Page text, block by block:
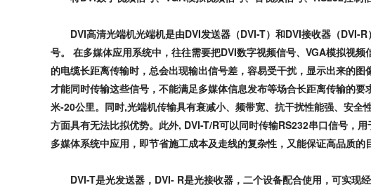
DVI高清光端机光端机是由DVI发送器（DVI-T）和DVI接收器（DVI-R
号。
在多媒体应用系统中，往往需要把DVI数字视频信号、 VGA模拟视频
的电缆长距离传输时，总会出现输出信号差，容易受干扰，显示出来的
才能同时传输这些信号，不能满足多媒体信息发布等场合长距离传输的要
米-20公里。同时,光端机传输具有衰减小、频带宽、抗干扰性能强、安
方面具有无法比拟优势。此外, DVI-T/R可以同时传输RS232串口信号，用
多媒体系统中应用，即节省施工成本及走线的复杂性，又能保证高品质的
DVI-T是光发送器， DVI- R是光接收器，二个设备配合使用，可实现经